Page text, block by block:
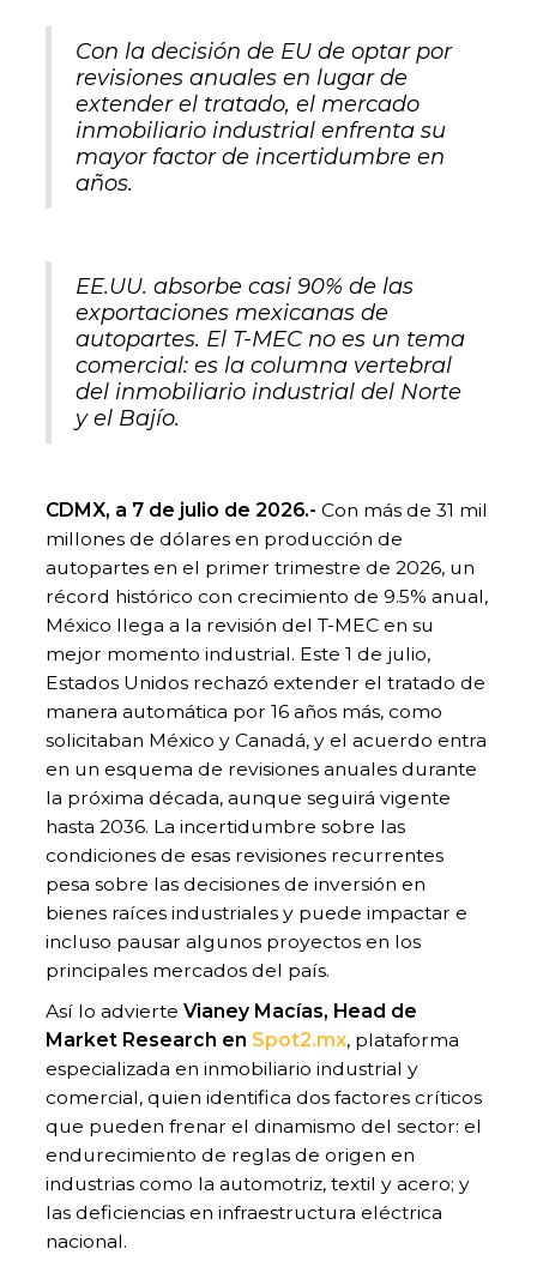
Con la decisión de EU de optar por
revisiones anuales en lugar de
extender el tratado, el mercado
inmobiliario industrial enfrenta su
mayor factor de incertidumbre en
años.
EE.UU. absorbe casi 90% de las
exportaciones mexicanas de
autopartes. El T-MEC no es un tema
comercial: es la columna vertebral
del inmobiliario industrial del Norte
y el Bajío.
CDMX, a 7 de julio de 2026.-Con más de 31 mil
millones de dólares en producción de
autopartes en el primer trimestre de 2026, un
récord histórico con crecimiento de 9.5% anual,
México llega a la revisión del T-MEC en su
mejor momento industrial. Este 1 de julio,
Estados Unidos rechazó extender el tratado de
manera automática por 16 años más, como
solicitaban México y Canadá, y el acuerdo entra
en un esquema de revisiones anuales durante
la próxima década, aunque seguirá vigente
hasta 2036. La incertidumbre sobre las
condiciones de esas revisiones recurrentes
pesa sobre las decisiones de inversión en
bienes raíces industriales y puede impactar e
incluso pausar algunos proyectos en los
principales mercados del país.
Así lo advierteVianey Macías, Head de
Market Research en Spot2.mx, plataforma
especializada en inmobiliario industrial y
comercial, quien identifica dos factores críticos
que pueden frenar el dinamismo del sector: el
endurecimiento de reglas de origen en
industrias como la automotriz, textil y acero; y
las deficiencias en infraestructura eléctrica
nacional.